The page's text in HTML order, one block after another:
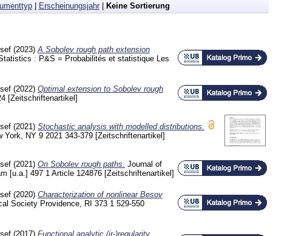
| Erscheinungsjahr| Keine Sortierung
(2023) A Sobolev rough path extension
: P&S = Probabilités et statistique Les
(2022) Optimal extension to Sobolev rough
[Zeitschriftenartikel]
(2021) Stochastic analysis with modelled distributions.
York, NY 9 2021 343-379 [Zeitschriftenartikel]
(2021) On Sobolev rough paths. Journal of
[u.a.] 497 1 Article 124876 [Zeitschriftenartikel]
(2020) Characterization of nonlinear Besov
Society Providence, RI 373 1 529-550
(2017) Functional analytic (ir-)regularity